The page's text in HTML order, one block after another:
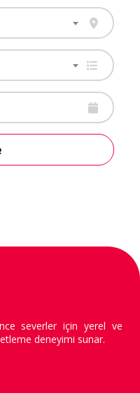
severler için yerel ve
deneyimi sunar.